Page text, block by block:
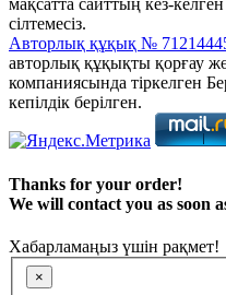
мақсатта сайттың кез-
сілтемесіз.
Авторлық құқық №
авторлық құқықты қорғау
компаниясында тіркелген
кепілдік берілген.
Thanks for your order!
We will contact you as soon
Хабарламаңыз үшін рақмет!
×